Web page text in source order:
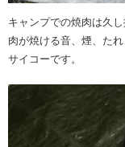
キャンプでの焼肉は久
肉が焼ける音、煙、た
サイコーです。